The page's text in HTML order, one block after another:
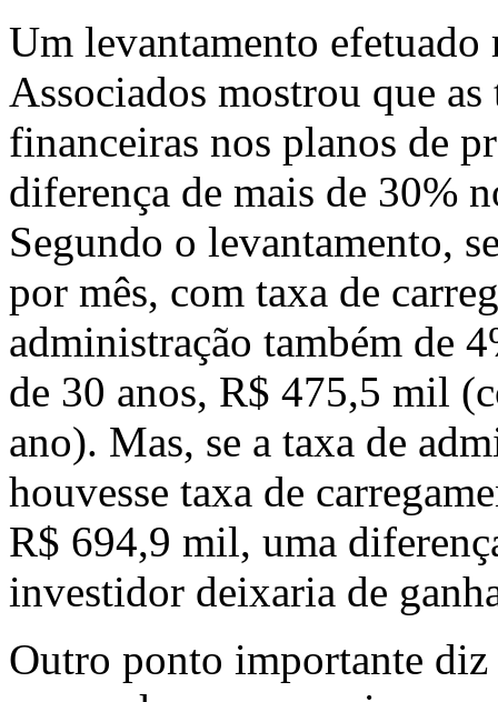
Um levantamento efetuado
Associados mostrou que
financeiras nos planos de
diferença de mais de 30%
Segundo o levantamento,
por mês, com taxa de
administração também de
de 30 anos, R$ 475,5 mil
ano). Mas, se a taxa de
houvesse taxa de
R$ 694,9 mil, uma
investidor deixaria de
Outro ponto importante